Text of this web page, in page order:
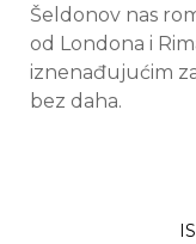
Šeldonov nas
od Londona i
iznenađujućim
bez daha.